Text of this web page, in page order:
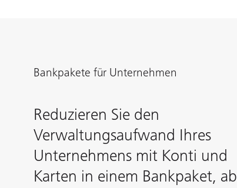
Bankpakete für Unternehmen
Reduzieren Sie den
Verwaltungsaufwand Ihres
Unternehmens mit Konti und
Karten in einem Bankpaket, ab